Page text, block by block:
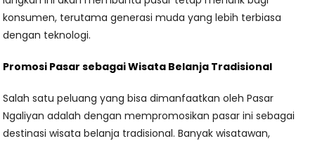
konsumen, terutama generasi muda yang lebih terbiasa
dengan teknologi.
Promosi Pasar sebagai Wisata Belanja Tradisional
Salah satu peluang yang bisa dimanfaatkan oleh Pasar
Ngaliyan adalah dengan mempromosikan pasar ini sebagai
destinasi wisata belanja tradisional. Banyak wisatawan,